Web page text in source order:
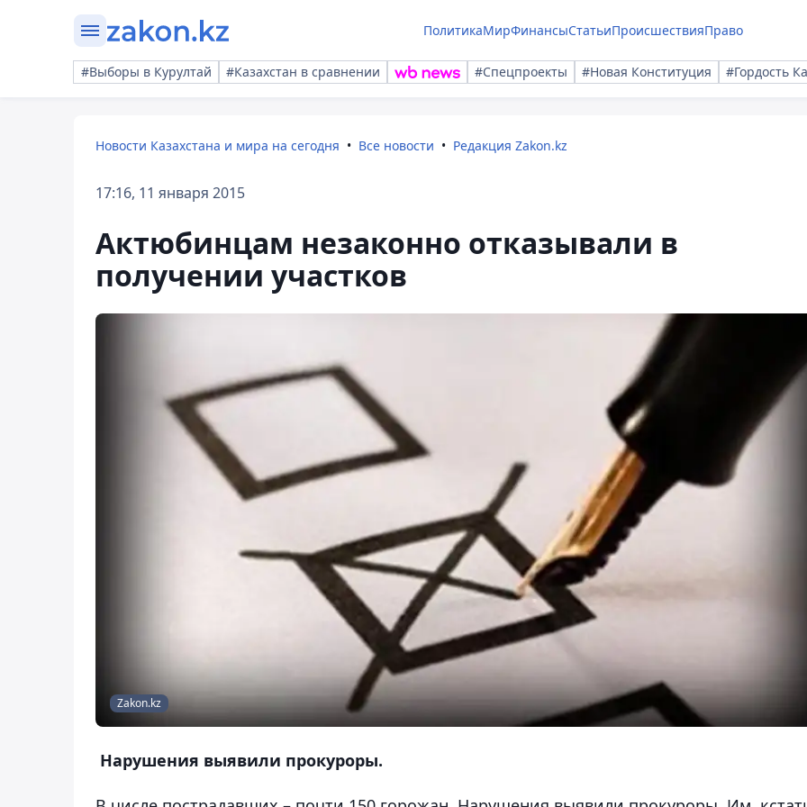
ПолитикаМирФинансыСтатьиПроисшествияПраво
#Выборы в Курултай #Казахстан в сравнении #Спецпроекты #Новая Конституция #Гордость
Новости Казахстана и мира на сегодня Все новости Редакция Zakon.kz
17:16, 11 января 2015
Актюбинцам незаконно отказывали в
получении участков
Zakon.kz
Нарушения выявили прокуроры.